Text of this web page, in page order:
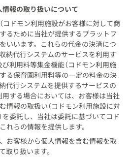
報の取り扱いについて
コドモン利用施設がお客様に対して商
るために当社が提供するプラットフ
いいます。これらの代金の決済につ
納代行システムのサービスを利用す
び利用料等集金機能（コドモン利用施
る保育園利用料等の一定の料金の決
代行システムを提供するサービスの
用する場合においては、お客様は当社
情報の取扱い（コドモン利用施設に対
を委託し、当社は委託に基づいてコド
れらの情報を提供します。
お客様から個人情報を含む情報を取
取り扱います。